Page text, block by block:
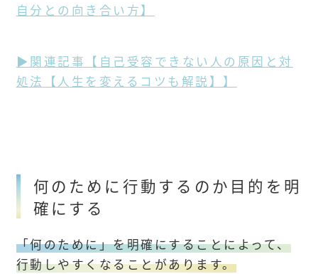
自分との向き合い方】
▶関連記事【自己受容できない人の原因と対
処法【人生を変えるコツも解説】】
何のために行動するのか目的を明
確にする
「何のために」を明確にすることによって、
行動しやすくなることがあります。